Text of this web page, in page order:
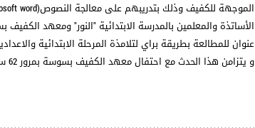
عنوان للمطالعة بطريقة براي لتلامذة المرحلة الابتدائية
و يتزامن هذا الحدث مع احتفال معهد الكفيف بسوسة بمرور 62 سنة على تأسيسه.